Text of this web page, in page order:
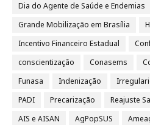
Dia do Agente de Saúde e Endemias
Grande Mobilização em Brasília
Incentivo Financeiro Estadual
conscientização
Conasems
Funasa
Indenização
PADI
Precarização Reajuste
AIS e AISAN
AgPopSUS